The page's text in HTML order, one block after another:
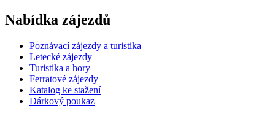
Nabídka zájezdů
Poznávací zájezdy a turistika
Letecké zájezdy
Turistika a hory
Ferratové zájezdy
Katalog ke stažení
Dárkový poukaz